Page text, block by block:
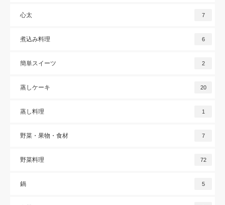
心太 7
煮込み料理 6
簡単スイーツ 2
蒸しケーキ 20
蒸し料理 1
野菜・果物・食材 7
野菜料理 72
鍋 5